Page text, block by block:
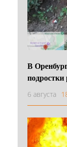
В
подростки
6 августа